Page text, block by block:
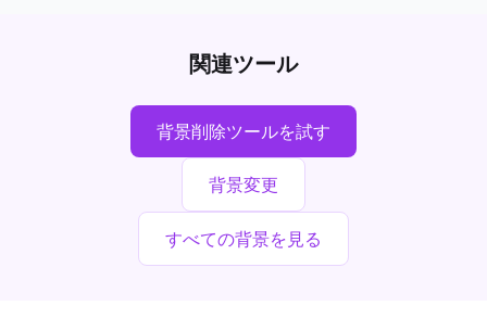
関連ツール
背景削除ツールを試す
背景変更
すべての背景を見る